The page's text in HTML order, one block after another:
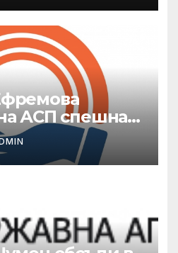
АСП спешна
оказване на
от